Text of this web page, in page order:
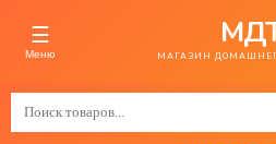
☰
Меню МАГАЗИН